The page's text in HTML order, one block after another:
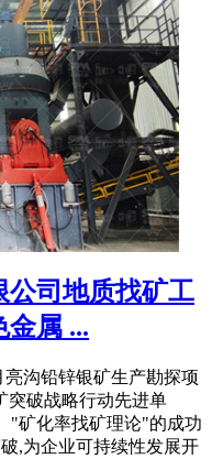
公司地质找矿工
金属 ...
沟铅锌银矿生产勘探项
突破战略行动先进单
"矿化率找矿理论"的成功
,为企业可持续性发展开